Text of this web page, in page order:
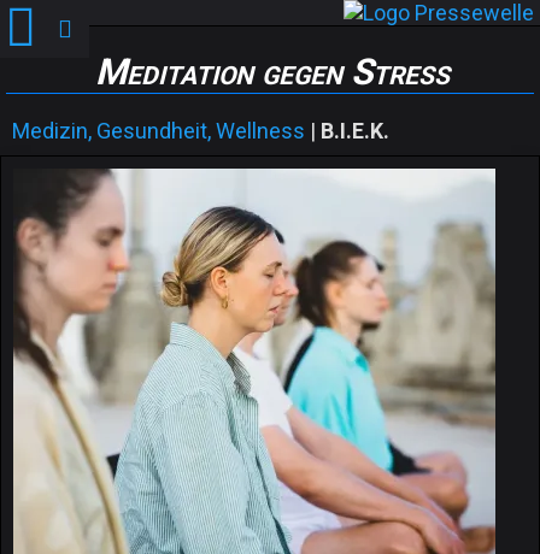
Meditation gegen Stress
Medizin, Gesundheit, Wellness | B.I.E.K.